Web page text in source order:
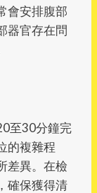
會安排腹部
器官存在問
至30分鐘完
的複雜程
差異。在檢
確保獲得清